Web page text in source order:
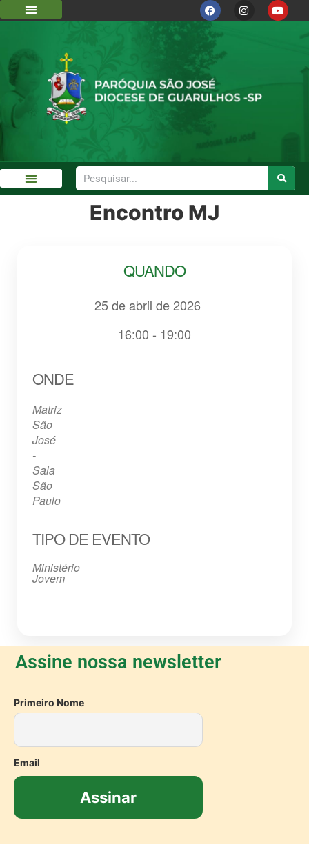
Encontro MJ
QUANDO
25 de abril de 2026
16:00 - 19:00
ONDE
Matriz
São
José
-
Sala
São
Paulo
TIPO DE EVENTO
Ministério
Jovem
Assine nossa newsletter
Primeiro Nome
Email